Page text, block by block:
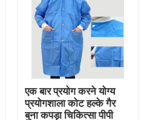
एक बार प्रयोग करने योग्य
प्रयोगशाला कोट हल्के गैर
बुना कपड़ा चिकित्सा पीपी